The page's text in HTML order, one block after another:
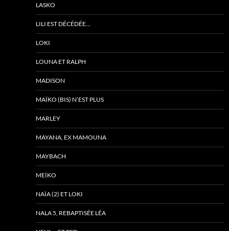
LASKO
LILI EST DÉCÉDÉE…
LOKI
LOUNA ET RALPH
MADISON
MAÏKO (BIS) N’EST PLUS
MARLEY
MAYANA, EX MAMOUNA
MAYBACH
MEÏKO
NAÏA (2) ET LOKI
NALA 5, REBAPTISÉE LÉA